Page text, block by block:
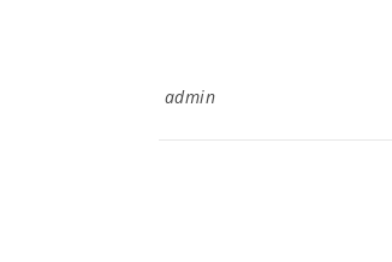
admin